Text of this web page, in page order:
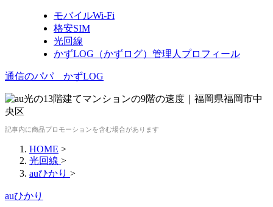
モバイルWi-Fi
格安SIM
光回線
かずLOG（かずログ）管理人プロフィール
通信のパパ かずLOG
記事内に商品プロモーションを含む場合があります
HOME >
光回線 >
auひかり >
auひかり